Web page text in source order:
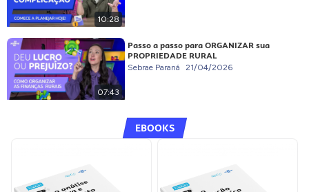
10:28
07:43
Passo a passo para ORGANIZAR sua
PROPRIEDADE RURAL
Sebrae Paraná 21/04/2026
EBOOKS